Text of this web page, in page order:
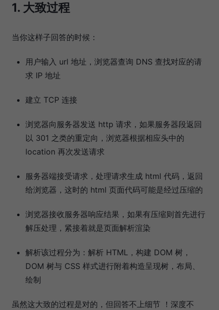
1. 大致过程
当你这样子回答的时候：
用户输入 url 地址，浏览器查询 DNS 查找对应的请
求 IP 地址
建立 TCP 连接
浏览器向服务器发送 http 请求，如果服务器段返回
以 301 之类的重定向，浏览器根据相应头中的
location 再次发送请求
服务器端接受请求，处理请求生成 html 代码，返回
给浏览器，这时的 html 页面代码可能是经过压缩的
浏览器接收服务器响应结果，如果有压缩则首先进行
解压处理，紧接着就是页面解析渲染
解析该过程分为：解析 HTML，构建 DOM 树，
DOM 树与 CSS 样式进行附着构造呈现树，布局、
绘制
虽然这大致的过程是对的，但回答不上细节 ！深度不